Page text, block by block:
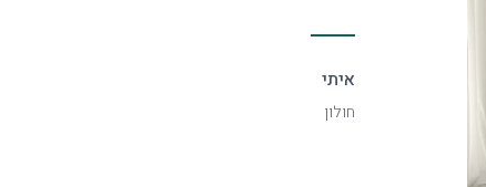
איתי
חולון